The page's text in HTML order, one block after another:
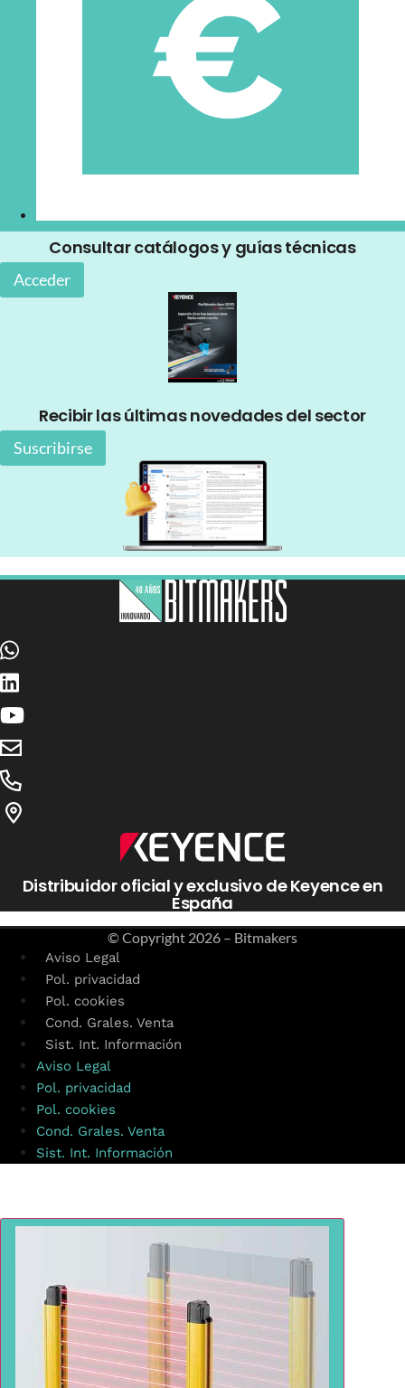
Consultar catálogos y guías técnicas
Acceder
Recibir las últimas novedades del sector
Suscribirse
Distribuidor oficial y exclusivo de Keyence en
España
© Copyright 2026 – Bitmakers
Aviso Legal
Pol. privacidad
Pol. cookies
Cond. Grales. Venta
Sist. Int. Información
Aviso Legal
Pol. privacidad
Pol. cookies
Cond. Grales. Venta
Sist. Int. Información